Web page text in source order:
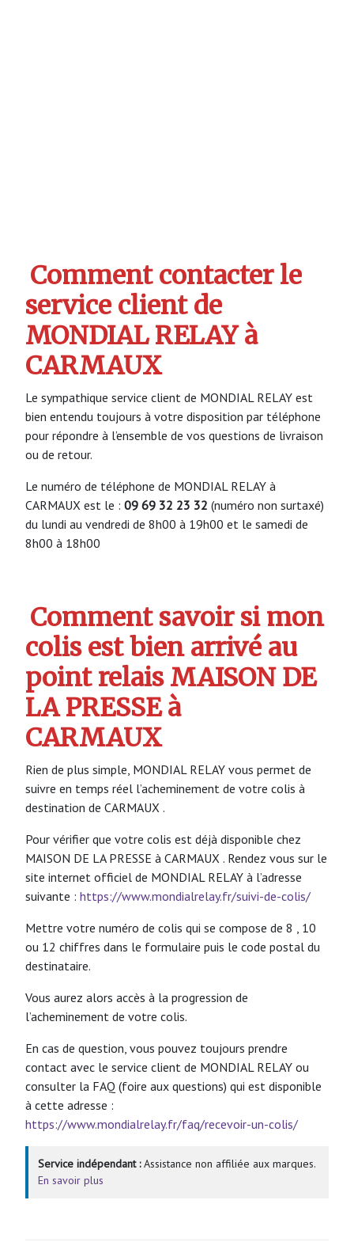
Comment contacter le
service client de
MONDIAL RELAY à
CARMAUX
Le sympathique service client de MONDIAL RELAY est
bien entendu toujours à votre disposition par téléphone
pour répondre à l’ensemble de vos questions de livraison
ou de retour.
Le numéro de téléphone de MONDIAL RELAY à
CARMAUX est le : 09 69 32 23 32 (numéro non surtaxé)
du lundi au vendredi de 8h00 à 19h00 et le samedi de
8h00 à 18h00
Comment savoir si mon
colis est bien arrivé au
point relais MAISON DE
LA PRESSE à
CARMAUX
Rien de plus simple, MONDIAL RELAY vous permet de
suivre en temps réel l’acheminement de votre colis à
destination de CARMAUX .
Pour vérifier que votre colis est déjà disponible chez
MAISON DE LA PRESSE à CARMAUX . Rendez vous sur le
site internet officiel de MONDIAL RELAY à l’adresse
suivante : https://www.mondialrelay.fr/suivi-de-colis/
Mettre votre numéro de colis qui se compose de 8 , 10
ou 12 chiffres dans le formulaire puis le code postal du
destinataire.
Vous aurez alors accès à la progression de
l’acheminement de votre colis.
En cas de question, vous pouvez toujours prendre
contact avec le service client de MONDIAL RELAY ou
consulter la FAQ (foire aux questions) qui est disponible
à cette adresse :
https://www.mondialrelay.fr/faq/recevoir-un-colis/
Service indépendant :Assistance non affiliée aux marques.
En savoir plus